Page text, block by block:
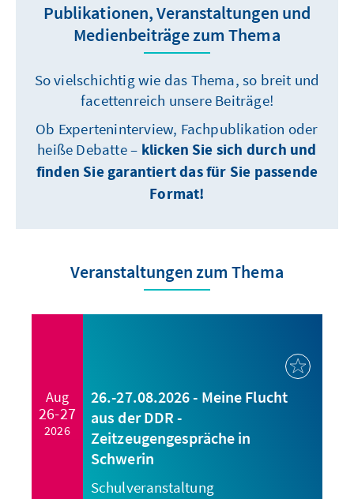
Publikationen, Veranstaltungen und
Medienbeiträge zum Thema
So vielschichtig wie das Thema, so breit und
facettenreich unsere Beiträge!
Ob Experteninterview, Fachpublikation oder
heiße Debatte – klicken Sie sich durch und
finden Sie garantiert das für Sie passende
Format!
Veranstaltungen zum Thema
Aug
26-27
2026
26.-27.08.2026 - Meine Flucht
aus der DDR -
Zeitzeugengespräche in
Schwerin
Schulveranstaltung